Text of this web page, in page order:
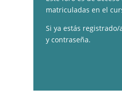
matriculadas en el
Si ya estás
y contraseña.